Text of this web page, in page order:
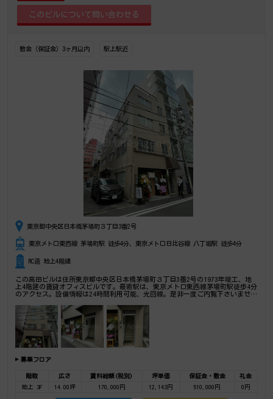
敷金（保証金）3ヶ月以内 駅上駅近
東京都中央区日本橋茅場町３丁目3番2号
東京メトロ東西線 茅場町駅 徒歩4分、東京メトロ日比谷線 八丁堀駅 徒歩4分
RC造 地上4階建
この高田ビルは住所東京都中央区日本橋茅場町３丁目3番2号の1973年竣工、地
上4階建の賃貸オフィスビルです。最寄駅は、東京メトロ東西線茅場町駅徒歩4分
のアクセス。設備情報は24時間利用可能、光回線。是非一度ご内覧下さいませ！
募集フロア
階数 広さ 賃料総額(税別) 坪単価 保証金・敷金
礼金
地上 3F
14.00坪 170,000円 12,143円 510,000円 0円